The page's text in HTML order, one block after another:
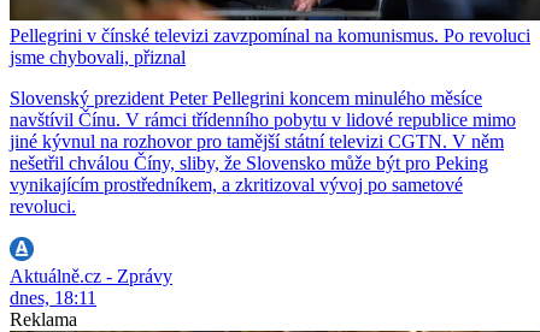
Pellegrini v čínské televizi zavzpomínal na komunismus. Po revoluci
jsme chybovali, přiznal
Slovenský prezident Peter Pellegrini koncem minulého měsíce
navštívil Čínu. V rámci třídenního pobytu v lidové republice mimo
jiné kývnul na rozhovor pro tamější státní televizi CGTN. V něm
nešetřil chválou Číny, sliby, že Slovensko může být pro Peking
vynikajícím prostředníkem, a zkritizoval vývoj po sametové
revoluci.
Aktuálně.cz - Zprávy
dnes, 18:11
Reklama